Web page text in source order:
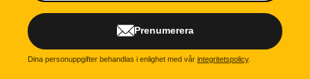
Prenumerera
Dina personuppgifter behandlas i enlighet med vår integritetspolicy.